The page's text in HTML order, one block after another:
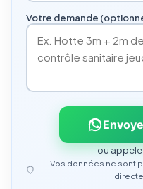
Votre demande
ou
Vos données ne sont